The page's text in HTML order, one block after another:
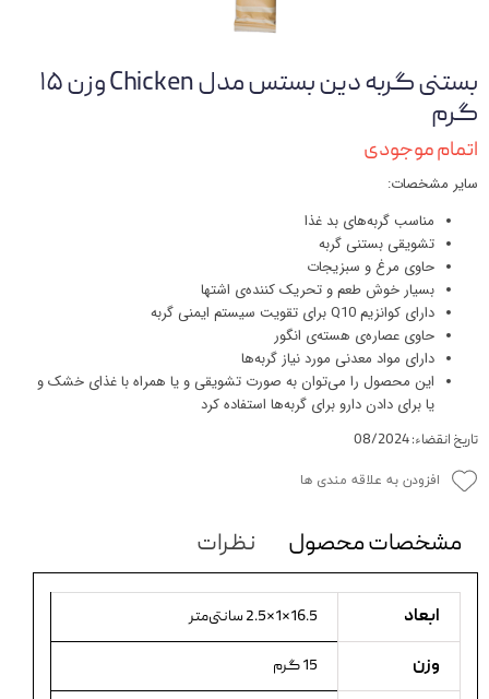
بستنی گربه دین بستس مدل Chicken وزن ۱۵
گرم
اتمام موجودی
سایر مشخصات:
مناسب گربه‌های بد غذا
تشویقی بستنی گربه
حاوی مرغ و سبزیجات
بسیار خوش طعم و تحریک کننده‌ی اشتها
دارای کوانزیم Q10 برای تقویت سیستم ایمنی گربه
حاوی عصاره‌ی هسته‌ی انگور
دارای مواد معدنی مورد نیاز گربه‌ها
این محصول را می‌توان به صورت تشویقی و یا همراه با غذای خشک و
یا برای دادن دارو برای گربه‌ها استفاده کرد
تاریخ انقضاء: 08/2024
افزودن به علاقه مندی ها
مشخصات محصول نظرات
ابعاد 16.5×1×2.5 سانتی‌متر
وزن 15 گرم